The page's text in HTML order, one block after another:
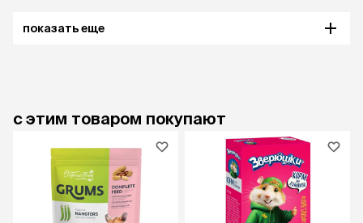
показать еще
с этим товаром покупают